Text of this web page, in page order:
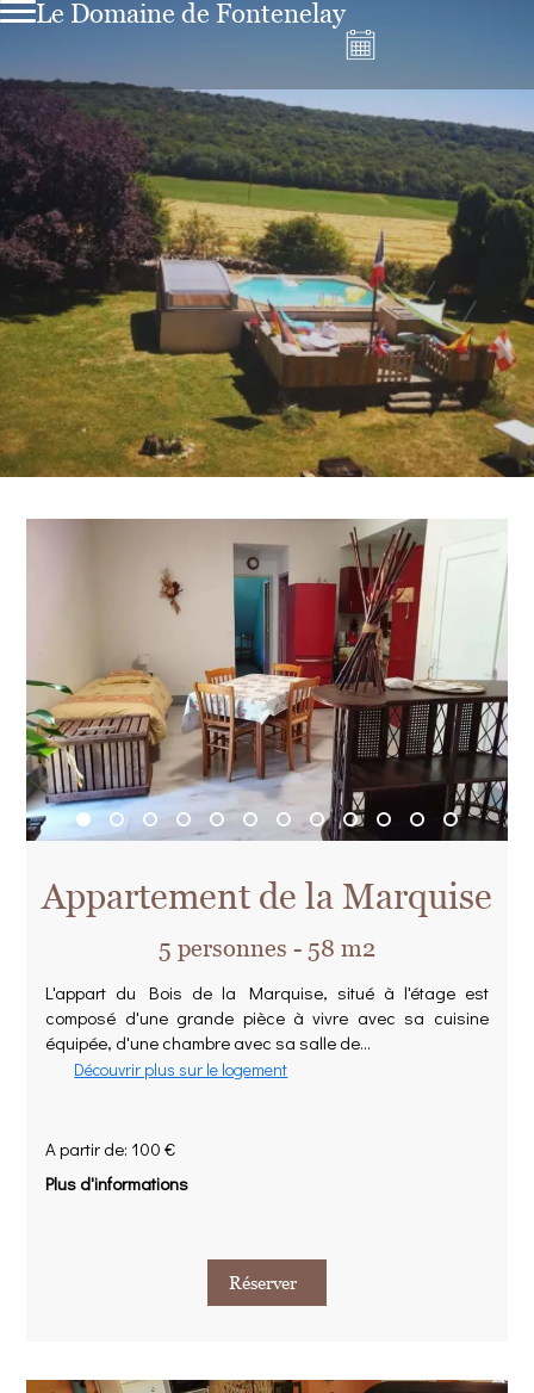
Le Domaine de Fontenelay
Appartement de la Marquise
5 personnes - 58 m2
L'appart du Bois de la Marquise, situé à l'étage est
composé d'une grande pièce à vivre avec sa cuisine
équipée, d'une chambre avec sa salle de...
Découvrir plus sur le logement
A partir de: 100 €
Plus d'informations
Réserver